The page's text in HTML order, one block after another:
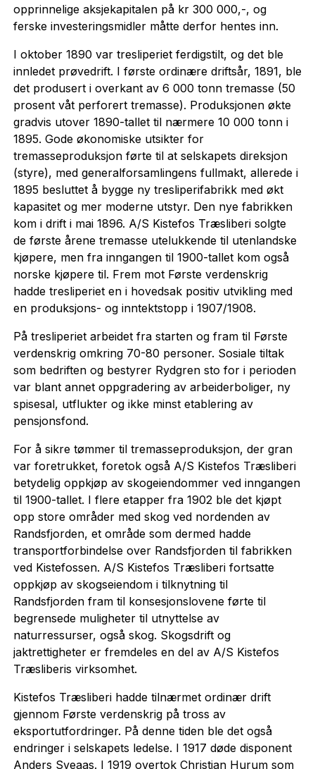
opprinnelige aksjekapitalen på kr 300 000,-, og
ferske investeringsmidler måtte derfor hentes inn.
I oktober 1890 var tresliperiet ferdigstilt, og det ble
innledet prøvedrift. I første ordinære driftsår, 1891, ble
det produsert i overkant av 6 000 tonn tremasse (50
prosent våt perforert tremasse). Produksjonen økte
gradvis utover 1890-tallet til nærmere 10 000 tonn i
1895. Gode økonomiske utsikter for
tremasseproduksjon førte til at selskapets direksjon
(styre), med generalforsamlingens fullmakt, allerede i
1895 besluttet å bygge ny tresliperifabrikk med økt
kapasitet og mer moderne utstyr. Den nye fabrikken
kom i drift i mai 1896. A/S Kistefos Træsliberi solgte
de første årene tremasse utelukkende til utenlandske
kjøpere, men fra inngangen til 1900-tallet kom også
norske kjøpere til. Frem mot Første verdenskrig
hadde tresliperiet en i hovedsak positiv utvikling med
en produksjons- og inntektstopp i 1907/1908.
På tresliperiet arbeidet fra starten og fram til Første
verdenskrig omkring 70-80 personer. Sosiale tiltak
som bedriften og bestyrer Rydgren sto for i perioden
var blant annet oppgradering av arbeiderboliger, ny
spisesal, utflukter og ikke minst etablering av
pensjonsfond.
For å sikre tømmer til tremasseproduksjon, der gran
var foretrukket, foretok også A/S Kistefos Træsliberi
betydelig oppkjøp av skogeiendommer ved inngangen
til 1900-tallet. I flere etapper fra 1902 ble det kjøpt
opp store områder med skog ved nordenden av
Randsfjorden, et område som dermed hadde
transportforbindelse over Randsfjorden til fabrikken
ved Kistefossen. A/S Kistefos Træsliberi fortsatte
oppkjøp av skogseiendom i tilknytning til
Randsfjorden fram til konsesjonslovene førte til
begrensede muligheter til utnyttelse av
naturressurser, også skog. Skogsdrift og
jaktrettigheter er fremdeles en del av A/S Kistefos
Træsliberis virksomhet.
Kistefos Træsliberi hadde tilnærmet ordinær drift
gjennom Første verdenskrig på tross av
eksportutfordringer. På denne tiden ble det også
endringer i selskapets ledelse. I 1917 døde disponent
Anders Sveaas. I 1919 overtok Christian Hurum som